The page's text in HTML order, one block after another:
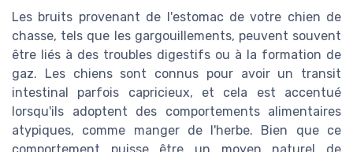
Les bruits provenant de l'estomac de votre chien de
chasse, tels que les gargouillements, peuvent souvent
être liés à des troubles digestifs ou à la formation de
gaz. Les chiens sont connus pour avoir un transit
intestinal parfois capricieux, et cela est accentué
lorsqu'ils adoptent des comportements alimentaires
atypiques, comme manger de l'herbe. Bien que ce